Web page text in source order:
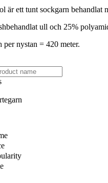
är ett tunt sockgarn behandlat
ull och 25%
per nystan = 420 meter.